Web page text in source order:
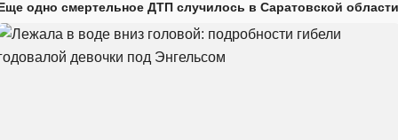
одно смертельное ДТП случилось в Саратовской области